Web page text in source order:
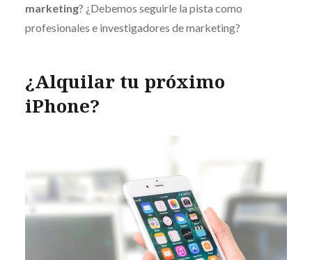
marketing? ¿Debemos seguirle la pista como
profesionales e investigadores de marketing?
¿Alquilar tu próximo
iPhone?